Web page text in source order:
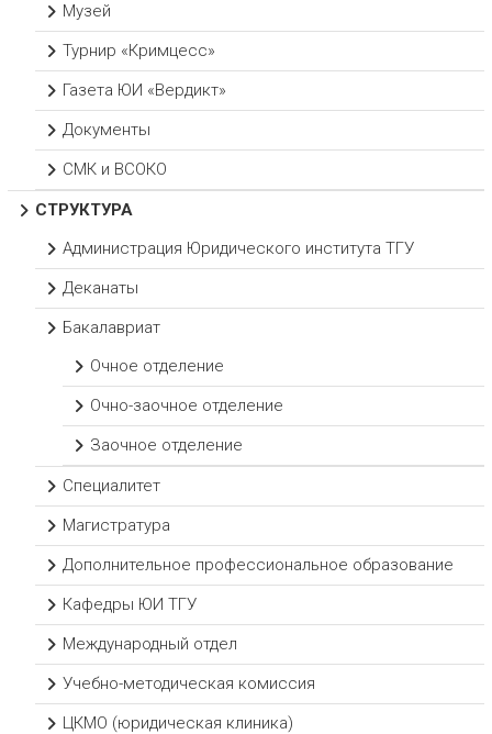
Музей
Турнир «Кримцесс»
Газета ЮИ «Вердикт»
Документы
СМК и ВСОКО
СТРУКТУРА
Администрация Юридического института ТГУ
Деканаты
Бакалавриат
Очное отделение
Очно-заочное отделение
Заочное отделение
Специалитет
Магистратура
Дополнительное профессиональное образование
Кафедры ЮИ ТГУ
Международный отдел
Учебно-методическая комиссия
ЦКМО (юридическая клиника)